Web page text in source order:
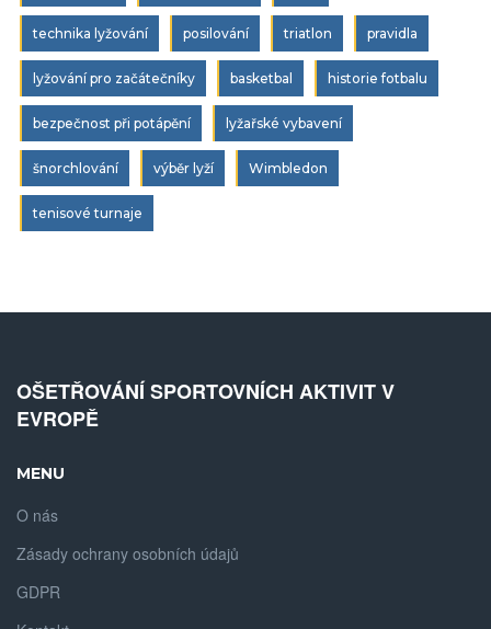
technika lyžování posilování triatlon pravidla
lyžování pro začátečníky basketbal historie fotbalu
bezpečnost při potápění lyžařské vybavení
šnorchlování výběr lyží Wimbledon
tenisové turnaje
OŠETŘOVÁNÍ SPORTOVNÍCH AKTIVIT V
EVROPĚ
MENU
O nás
Zásady ochrany osobních údajů
GDPR